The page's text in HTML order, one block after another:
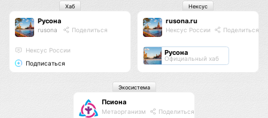
Русона
rusona Поделиться
Нексус России
Подписаться
Хаб
rusona.ru
Нексус России Поделиться
Русона
Официальный хаб
Нексус
Псиона
Метаорганизм Поделиться
Экосистема